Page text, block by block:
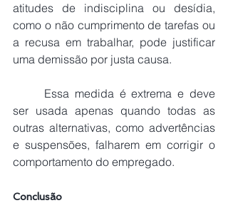
atitudes de indisciplina ou desídia,
como o não cumprimento de tarefas ou
a recusa em trabalhar, pode justificar
uma demissão por justa causa.
ser usada apenas quando todas as
outras alternativas, como advertências
e suspensões, falharem em corrigir o
comportamento do empregado.
Conclusão